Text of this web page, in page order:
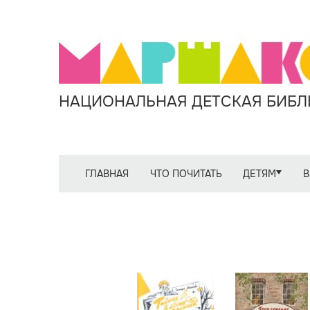
НАЦИОНАЛЬНАЯ ДЕТСКАЯ
ГЛАВНАЯ ЧТО ПОЧИТАТЬ ДЕТЯМ